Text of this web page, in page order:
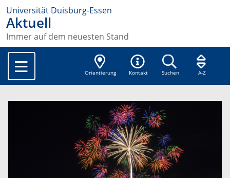
Universität Duisburg-Essen
Aktuell
Immer auf dem neuesten Stand
Orientierung Kontakt Suchen A-Z